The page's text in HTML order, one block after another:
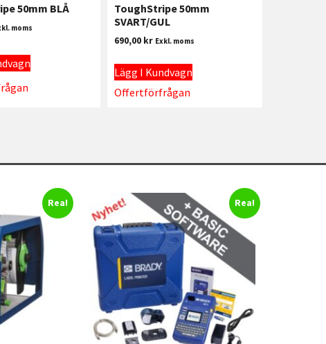
50mm BLÅ
moms
ToughStripe 50mm
SVART/GUL
690,00 kr Exkl. moms
Lägg I Kundvagn
Offertförfrågan
Rea! Rea!